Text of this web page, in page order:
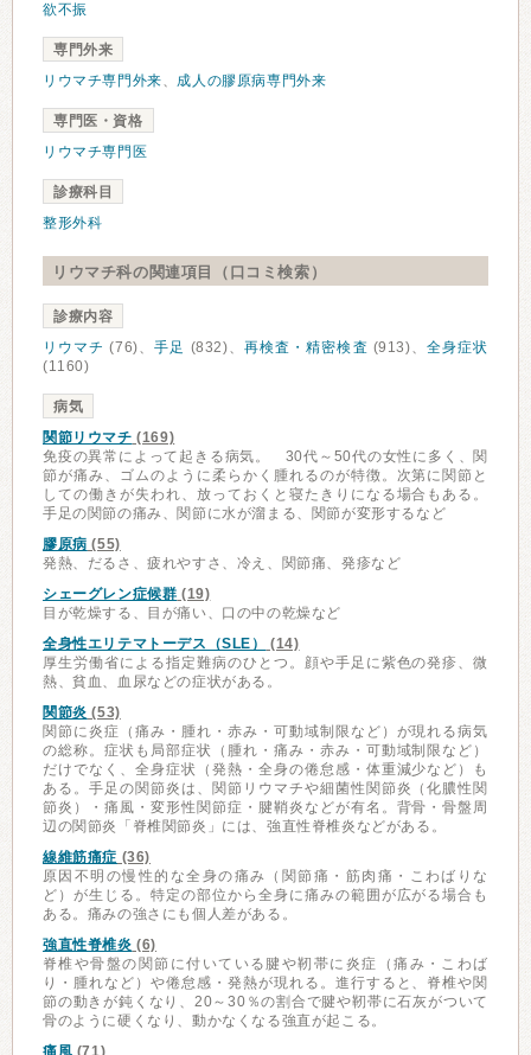
欲不振
専門外来
リウマチ専門外来、 成人の膠原病専門外来
専門医・資格
リウマチ専門医
診療科目
整形外科
リウマチ科の関連項目（口コミ検索）
診療内容
リウマチ (76)、手足 (832)、再検査・精密検査 (913)、全身症状
(1160)
病気
関節リウマチ (169)
免疫の異常によって起きる病気。 30代～50代の女性に多く、関
節が痛み、ゴムのように柔らかく腫れるのが特徴。次第に関節と
しての働きが失われ、放っておくと寝たきりになる場合もある。
手足の関節の痛み、関節に水が溜まる、関節が変形するなど
膠原病 (55)
発熱、だるさ、疲れやすさ、冷え、関節痛、発疹など
シェーグレン症候群 (19)
目が乾燥する、目が痛い、口の中の乾燥など
全身性エリテマトーデス（SLE）
(14)
厚生労働省による指定難病のひとつ。顔や手足に紫色の発疹、微
熱、貧血、血尿などの症状がある。
関節炎 (53)
関節に炎症（痛み・腫れ・赤み・可動域制限など）が現れる病気
の総称。症状も局部症状（腫れ・痛み・赤み・可動域制限など）
だけでなく、全身症状（発熱・全身の倦怠感・体重減少など）も
ある。手足の関節炎は、関節リウマチや細菌性関節炎（化膿性関
節炎）・痛風・変形性関節症・腱鞘炎などが有名。背骨・骨盤周
辺の関節炎「脊椎関節炎」には、強直性脊椎炎などがある。
線維筋痛症 (36)
原因不明の慢性的な全身の痛み（関節痛・筋肉痛・こわばりな
ど）が生じる。特定の部位から全身に痛みの範囲が広がる場合も
ある。痛みの強さにも個人差がある。
強直性脊椎炎 (6)
脊椎や骨盤の関節に付いている腱や靭帯に炎症（痛み・こわば
り・腫れなど）や倦怠感・発熱が現れる。進行すると、脊椎や関
節の動きが鈍くなり、20～30％の割合で腱や靭帯に石灰がついて
骨のように硬くなり、動かなくなる強直が起こる。
痛風 (71)